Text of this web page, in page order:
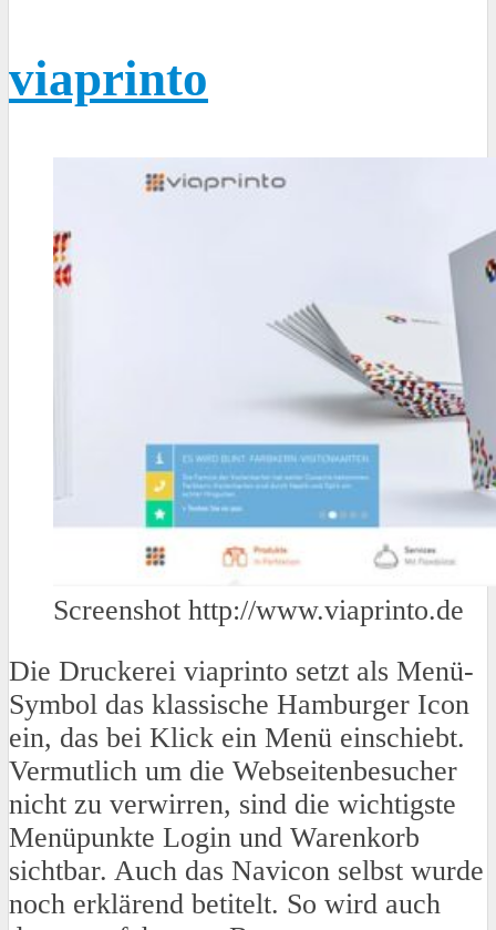
viaprinto
Screenshot http://www.viaprinto.de
Die Druckerei viaprinto setzt als Menü-
Symbol das klassische Hamburger Icon
ein, das bei Klick ein Menü einschiebt.
Vermutlich um die Webseitenbesucher
nicht zu verwirren, sind die wichtigste
Menüpunkte Login und Warenkorb
sichtbar. Auch das Navicon selbst wurde
noch erklärend betitelt. So wird auch